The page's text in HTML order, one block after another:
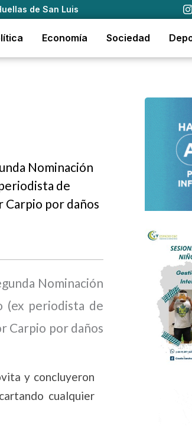
de San Luis
Economía Sociedad
Nominación
de
Carpio por daños
Nominación
(ex periodista de
Carpio por daños
y concluyeron
cualquier